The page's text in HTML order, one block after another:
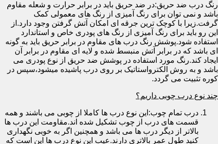
رنگ درب ضد حریق:در ضد حریق باید در برابر حرارت و شعله مقاوم
باشد و نمی توان برای رنگ آمیزی از رنگ های معمولی کمک
گرفت.زیرا با کوچک ترین جرقه ای امکان آتش گرفتن وجود دارد.از
این رو باید برای رنگ آمیزی از رنگ های پودری خاص و استاندارد
استفاده شود.پوشش رنگ درب های مقاوم در برابر حریق باید به گونه
ای باشد که در برابر آتش منبسط شده و لایه ای مقاوم در برابر آن
ایجاد کند.رنگ مورد استفاده در پوشش ضد حریق از نوع پودری می
باشد و به روش الکترواستاتیک بر روی درب پاشیده میشود،سپس در
کوره تثبیت می گردد.
چند نوع درب چوبی داریم؟
درب تمام چوب:این نوع درب ها کاملا از چوبی می باشند و همه
قسمت های درب از چوب تشکیل شده اند.مقاومت این درب ها
بالاتر از دیگر درب ها می باشد و همچنین اگر به خوبی نگهداری
کنید طول عمر بالاتری دارند.عیب این نوع درب ها این است که